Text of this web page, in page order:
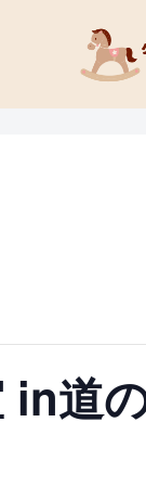
道